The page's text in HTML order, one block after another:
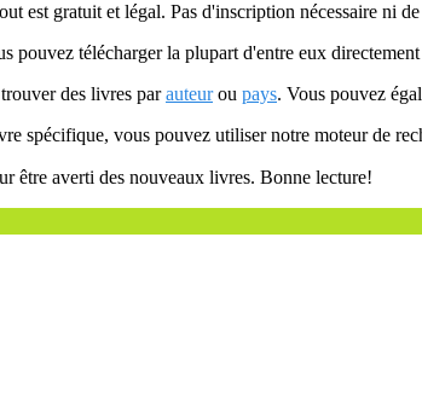
est gratuit et légal. Pas d'inscription nécessaire ni
pouvez télécharger la plupart d'entre eux
des livres parauteurou pays. Vous pouvez
spécifique, vous pouvez utiliser notre moteur de
être averti des nouveaux livres. Bonne lecture!